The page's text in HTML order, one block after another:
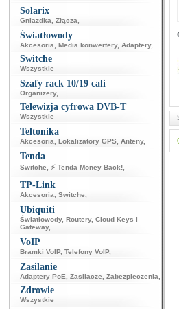
Solarix
Gniazdka Złącza
Światłowody
Akcesoria Media konwertery, Adaptery,
Switche
Wszystkie
Szafy rack 10/19 cali
Organizery,
Telewizja cyfrowa DVB-T
Wszystkie
Teltonika
Akcesoria Lokalizatory GPS Anteny,
Tenda
Switche ⚡ Tenda Money Back!
TP-Link
Akcesoria Switche
Ubiquiti
Światłowody, Routery, Cloud Keys i
Gateway,
VoIP
Bramki VoIP, Telefony VoIP,
Zasilanie
Adaptery PoE Zasilacze Zabezpieczenia
Zdrowie
Wszystkie